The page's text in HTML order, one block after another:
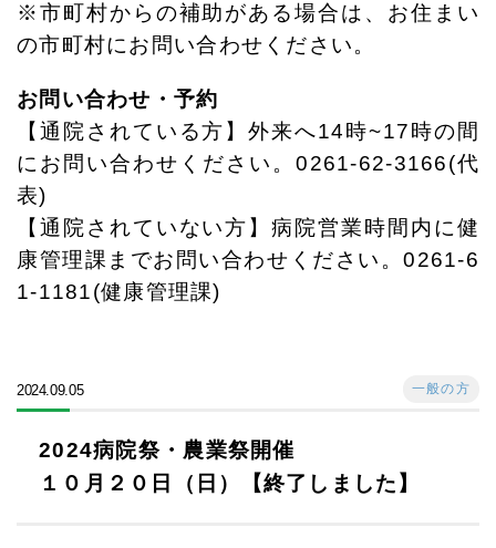
※市町村からの補助がある場合は、お住まい
の市町村にお問い合わせください。
お問い合わせ・予約
【通院されている方】外来へ14時~17時の間
にお問い合わせください。0261-62-3166(代
表)
【通院されていない方】病院営業時間内に健
康管理課までお問い合わせください。0261-6
1-1181(健康管理課)
2024.09.05 一般の方
2024病院祭・農業祭開催
１０月２０日（日）【終了しました】